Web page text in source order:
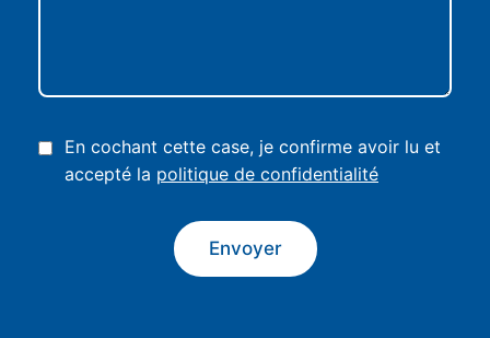
En cochant cette case, je confirme avoir lu et
accepté la politique de confidentialité